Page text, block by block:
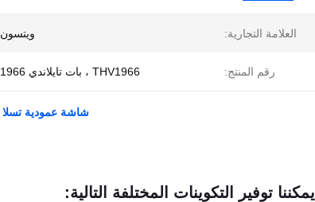
العلامة التجارية: ويتسون
رقم المنتج: THV1966 ، بات تايلاندي 1966
شاشة عمودية تسلا 9.7 بوصة لسيارة نيسان X-Trail 2 T31 XTrail 2007-2015 مشغل أندرويد للسيارة
يمكننا توفير التكوينات المختلفة التالية: